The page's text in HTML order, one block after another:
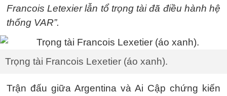
Francois Letexier lẫn tổ trọng tài đã điều hành hệ
thống VAR”.
Trọng tài Francois Lexetier (áo xanh).
Trận đấu giữa Argentina và Ai Cập chứng kiến